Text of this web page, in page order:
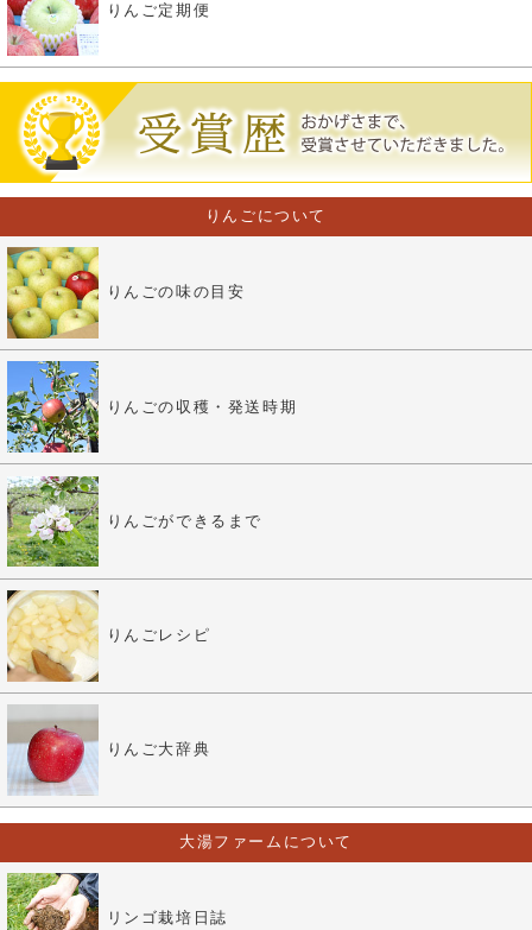
りんご定期便
りんごについて
りんごの味の目安
りんごの収穫・発送時期
りんごができるまで
りんごレシピ
りんご大辞典
大湯ファームについて
リンゴ栽培日誌